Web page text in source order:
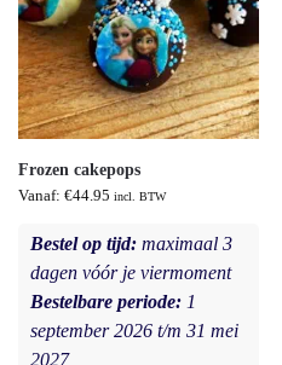
Frozen cakepops
Vanaf: €44.95 incl. BTW
Bestel op tijd: maximaal 3
dagen vóór je viermoment
Bestelbare periode: 1
september 2026 t/m 31 mei
2027